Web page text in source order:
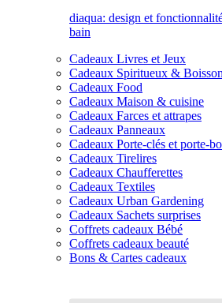
diaqua: design et
bain
Cadeaux Livres et Jeux
Cadeaux Spiritueux &
Cadeaux Food
Cadeaux Maison & cuisine
Cadeaux Farces et attrapes
Cadeaux Panneaux
Cadeaux Porte-clés et porte-
Cadeaux Tirelires
Cadeaux Chaufferettes
Cadeaux Textiles
Cadeaux Urban Gardening
Cadeaux Sachets surprises
Coffrets cadeaux Bébé
Coffrets cadeaux beauté
Bons & Cartes cadeaux